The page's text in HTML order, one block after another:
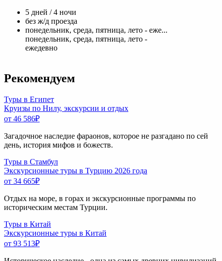
5 дней / 4 ночи
без ж/д проезда
понедельник, среда, пятница, лето - еже...
понедельник, среда, пятница, лето -
ежедевно
Рекомендуем
Туры в Египет
Круизы по Нилу, экскурсии и отдых
от 46 586₽
Загадочное наследие фараонов, которое не разгадано по сей
день, история мифов и божеств.
Туры в Стамбул
Экскурсионные туры в Турцию 2026 года
от 34 665₽
Отдых на море, в горах и экскурсионные программы по
историческим местам Турции.
Туры в Китай
Экскурсионные туры в Китай
от 93 513₽